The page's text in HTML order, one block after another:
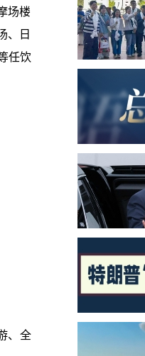
场楼
、日
任饮
、全